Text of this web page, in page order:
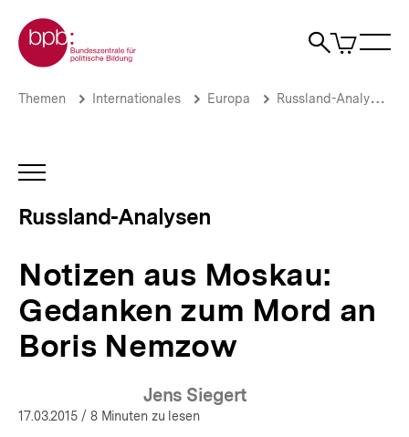
zum
Seiteninhalt
springen
Zur Startseite der bpb
Suche
Artikel
im
Notizen
zum
Mord
Boris
Russland-
Analysen
bpb.de
Brotkrümelnavigation
Pfadnavigation
Themen Internationales Europa Russland-Analysen
INHALTSNAVIGATION
Russland-Analysen
Notizen aus Moskau:
Gedanken zum Mord an
Boris Nemzow
Jens Siegert
17.03.2015 / 8 Minuten zu lesen